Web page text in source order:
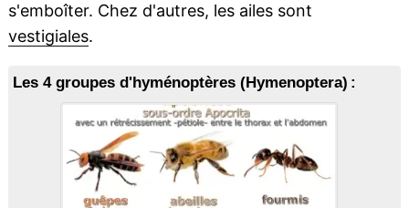
s'emboîter. Chez d'autres, les ailes sont
vestigiales.
Les 4 groupes d'hyménoptères (Hymenoptera) :